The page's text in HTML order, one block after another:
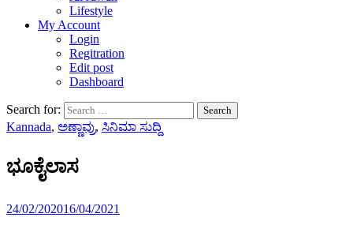
Lifestyle
My Account
Login
Regitration
Edit post
Dashboard
Search for:
Kannada, ಅಣ್ಣಾವ್ರು, ಸಿನಿಮಾ ಸುದ್ದಿ
ಭೂಕೈಲಾಸ
24/02/202016/04/2021